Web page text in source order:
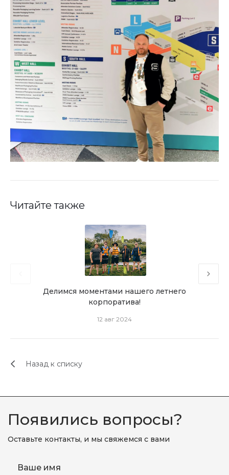
Читайте также
Делимся моментами нашего летнего
корпоратива!
12 авг 2024
Назад к списку
Появились вопросы?
Оставьте контакты, и мы свяжемся с вами
Ваше имя